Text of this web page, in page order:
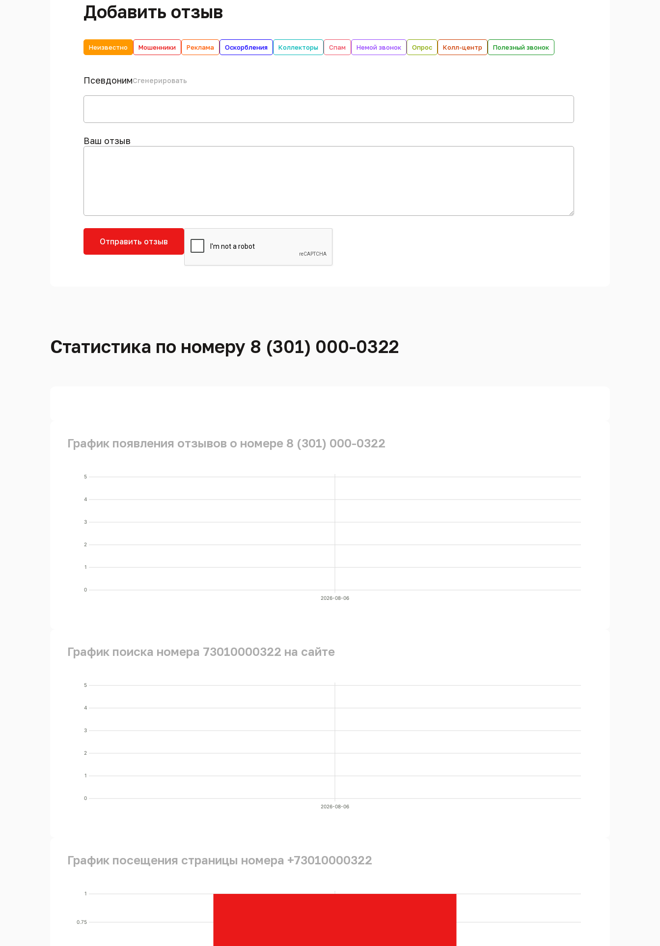
Добавить отзыв
Неизвестно Мошенники Реклама Оскорбления Коллекторы Спам Немой звонок Опрос Колл-центр Полезный звонок
ПсевдонимСгенерировать
Ваш отзыв
Отправить отзыв
Статистика по номеру 8 (301) 000-0322
График появления отзывов о номере 8 (301) 000-0322
0
1
2
3
4
5
2026-08-06
График поиска номера 73010000322 на сайте
0
1
2
3
4
5
2026-08-06
График посещения страницы номера +73010000322
0.75
1